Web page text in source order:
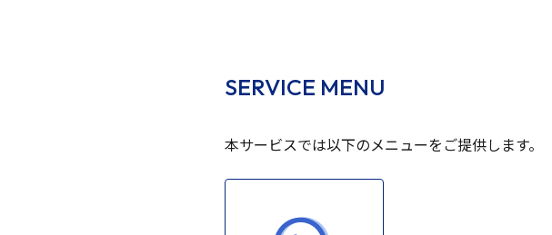
SERVICE MENU
本サービスでは以下のメニューをご提供します。